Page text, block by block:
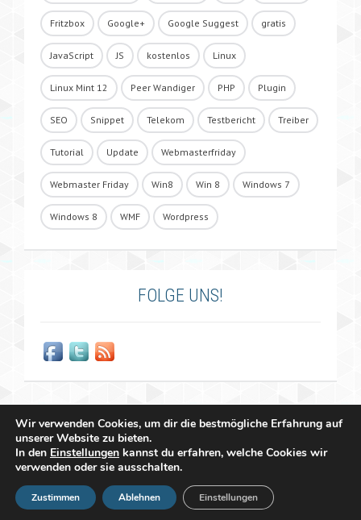
Fritzbox Google+ Google Suggest gratis
JavaScript JS kostenlos Linux
Linux Mint 12 Peer Wandiger PHP Plugin
SEO Snippet Telekom Testbericht Treiber
Tutorial Update Webmasterfriday
Webmaster Friday Win8 Win 8 Windows 7
Windows 8 WMF Wordpress
FOLGE UNS!
Copyright 2011 - 2026 Raffael Herrmann - All Rights Reserved |
Impressum& Datenschutzerklärung
Wir verwenden Cookies, um dir die bestmögliche Erfahrung auf
unserer Website zu bieten.
In den Einstellungen kannst du erfahren, welche Cookies wir
verwenden oder sie ausschalten.
Zustimmen Ablehnen Einstellungen